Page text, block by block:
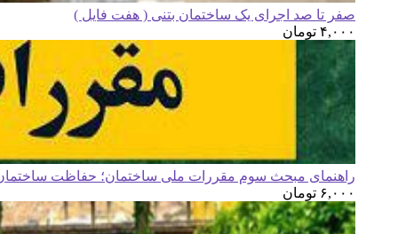
صفر تا صد اجرای یک ساختمان بتنی ( هفت فایل )
۴,۰۰۰ تومان
راهنمای مبحث سوم مقررات ملی ساختمان؛ حفاظت
۶,۰۰۰ تومان